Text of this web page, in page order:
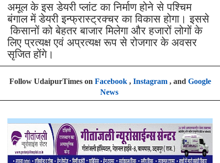
अमूल के इस डेयरी प्लांट का निर्माण होने से पश्चिम
बंगाल में डेयरी इन्फ्रास्ट्रक्चर का विकास होगा। इससे
किसानों को बेहतर बाजार मिलेगा और हजारों लोगों के
लिए प्रत्यक्ष एवं अप्रत्यक्ष रूप से रोजगार के अवसर
सृजित होंगे।
Follow UdaipurTimes on Facebook, Instagram, and Google
News